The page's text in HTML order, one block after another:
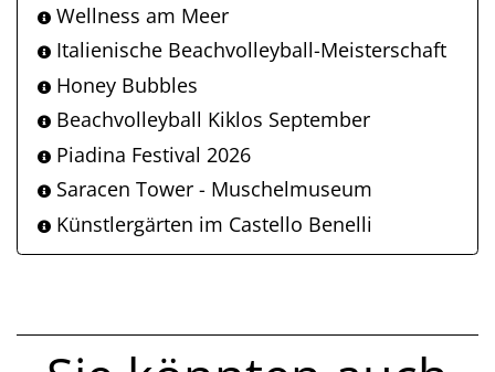
Wellness am Meer
Italienische Beachvolleyball-Meisterschaft
Honey Bubbles
Beachvolleyball Kiklos September
Piadina Festival 2026
Saracen Tower - Muschelmuseum
Künstlergärten im Castello Benelli